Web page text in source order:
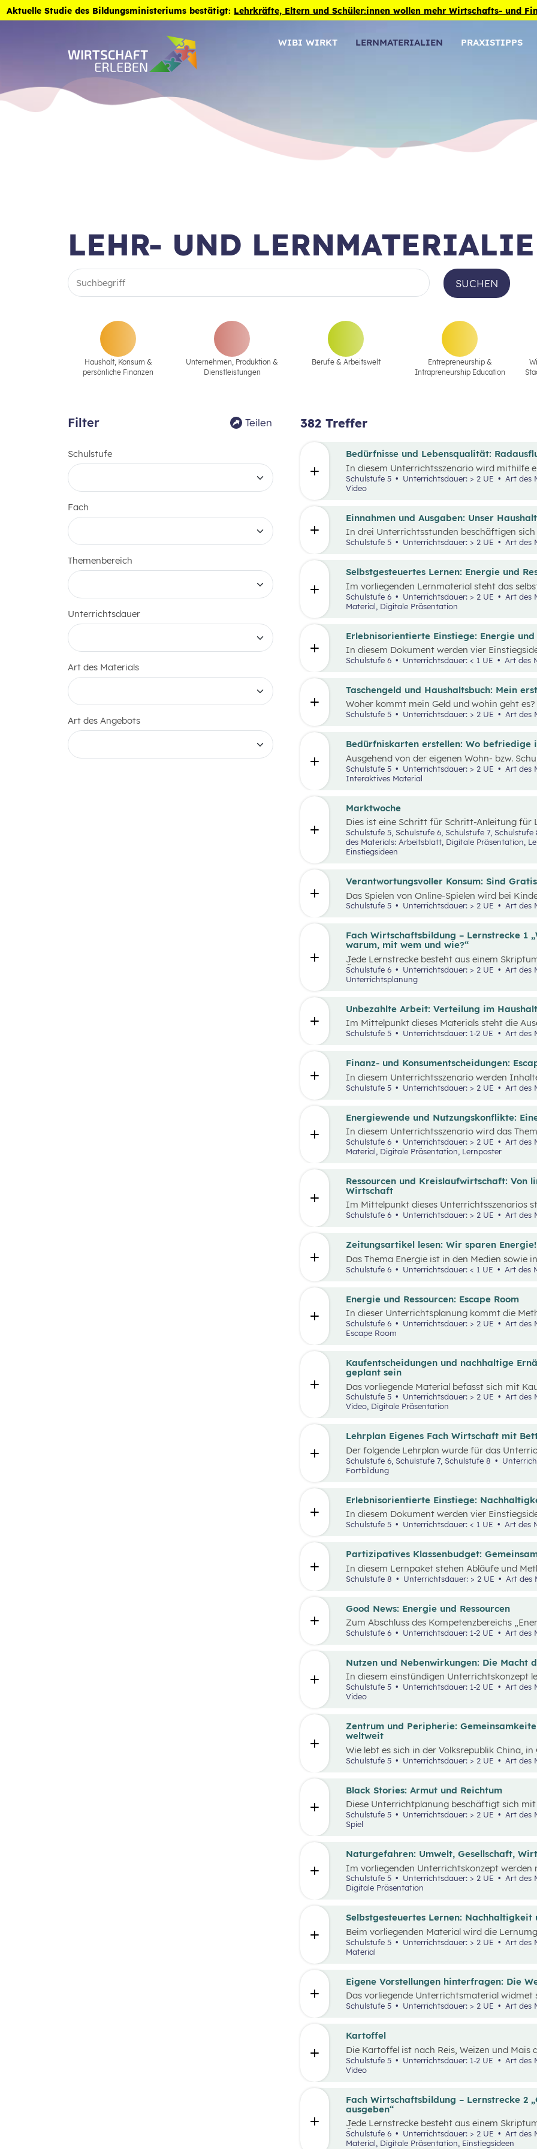
Zum Inhalt der Seite springen
Aktuelle Studie des Bildungsministeriums bestätigt: Lehrkräfte, Eltern und Schüler:innen wollen mehr Wirtschafts- und
WIBI WIRKT LERNMATERIALIEN PRAXISTIPPS
LEHR- UND
SUCHEN
Haushalt, Konsum &
persönliche Finanzen
Unternehmen‚ Produktion &
Dienstleistungen
Berufe & Arbeitswelt
Entrepreneurship &
Intrapreneurship Education
Filter Teilen
Schulstufe
Fach
Themenbereich
Unterrichtsdauer
Art des Materials
Art des Angebots
382Treffer
Energiewende und Nutzungskonflikte:
In diesem Unterrichtsszenario wird das
einhergehende Nutzungskonflikte
einem Wimmelbild gearbeitet, auf dem
Darstellungen zu Energie, Ressourcen und
Schulstufe 6 Unterrichtsdauer: > 2 UE
Material, Digitale Präsentation, Lernposter
Energie und Ressourcen: Escape Room
In dieser Unterrichtsplanung kommt die
Einsatz. Ziel ist es, Inhalte des
mit Energie und Ressourcen“ spielerisch zu
Kooperation bei der Teamarbeit
Schulstufe 6 Unterrichtsdauer: > 2 UE
Escape Room
Ressourcen und Kreislaufwirtschaft: Von
Wirtschaft
Im Mittelpunkt dieses Unterrichtsszenarios
aufbereiteter Text zum Thema
„Kreislaufwirtschaft” erarbeitet.
Schulstufe 6 Unterrichtsdauer: > 2 UE Art des
Partizipatives Klassenbudget:
In diesem Lernpaket stehen Abläufe und
Schüler:innen helfen sollen, das WIR vor das
die Schüler:innen als Mobilitäts- und
auswirken.
Schulstufe 8 Unterrichtsdauer: > 2 UE Art des
Eigene Vorstellungen hinterfragen: Die
Das vorliegende Unterrichtsmaterial widmet
insbesondere in Bezug auf Afrika – und kann
werden, ihr eigenes Afrikabild zu
Schulstufe 5 Unterrichtsdauer: > 2 UE Art des
Erlebnisorientierte Einstiege: Energie und
In diesem Dokument werden vier
„Nachhaltiger Umgang mit Energie und
Schulstufe 6 Unterrichtsdauer: < 1 UE Art des
Unbezahlte Arbeit: Verteilung im Haushalt
Im Mittelpunkt dieses Materials steht die
(unbezahlter) Arbeit und deren Verteilung.
unbezahlte Tätigkeiten im Haushalt
Schulstufe 5 Unterrichtsdauer: 1-2 UE Art des
Bedürfniskarten erstellen: Wo befriedige
Ausgehend von der eigenen Wohn- bzw.
Schüler:innen ihre Umgebung analysieren
(mit Scribble Maps) erstellen und so die im
Unternehmen.
Schulstufe 5 Unterrichtsdauer: > 2 UE
Interaktives Material
Zentrum und Peripherie:
weltweit
Wie lebt es sich in der Volksrepublik China,
österreichischen Alpen? Welche
Menschen weltweit haben die gleichen
wohnhaft und müssen gleichzeitig mobil sein.
wesentlich von der Region ab, in der die
Schulstufe 5 Unterrichtsdauer: > 2 UE Art des
Kaufentscheidungen und nachhaltige
geplant sein
Das vorliegende Material befasst sich mit
von Lebensmitteln, dem Bewusstsein für
mit dem Umgang mit Lebensmitteln. Das
Themenbereiche erarbeitet werden.
Schulstufe 5 Unterrichtsdauer: > 2 UE
Video, Digitale Präsentation
Finanz- und Konsumentscheidungen:
In diesem Unterrichtsszenario werden
„Leben und Wirtschaften im eigenen
kommt die Methode „Escape Room“ zum
stärken und sogenannte 21 Century Skills zu
Schulstufe 5 Unterrichtsdauer: > 2 UE Art des
Taschengeld und Haushaltsbuch: Mein
Woher kommt mein Geld und wohin geht
wofür brauche ich es? Geld ist im Alltag
Schulstufe 5 Unterrichtsdauer: > 2 UE Art des
Nutzen und Nebenwirkungen: Die Macht
In diesem einstündigen Unterrichtskonzept
Nutzen sowie die Vor- und Nachteile von
Schulstufe 5 Unterrichtsdauer: 1-2 UE
Video
Kartoffel
Die Kartoffel ist nach Reis, Weizen und Mais
Grundnahrungsmittel der Menschheit.
Sorten. Daher kann sich die Kartoffelpflanze
Wesentliche Charakteristika der räumlichen
Kartoffel erhoben und beschrieben.
Schulstufe 5 Unterrichtsdauer: 1-2 UE
Video
Erlebnisorientierte Einstiege:
In diesem Dokument werden vier
„Leben und Wirtschaften im Hinblick auf
miteinbezogen werden.
Schulstufe 5 Unterrichtsdauer: < 1 UE Art des
Black Stories: Armut und Reichtum
Diese Unterrichtplanung beschäftigt sich
Themenbereich Armut. Methodisch stehen
Geschichten, die sich mit unterschiedlichen
Reichtum beschäftigen – im Zentrum,
Schulstufe 5 Unterrichtsdauer: > 2 UE
Spiel
Verantwortungsvoller Konsum: Sind
Das Spielen von Online-Spielen wird bei
beliebter. Während Spielen viele Vorteile mit
aus zwei aufeinander aufbauenden Teilen
zwei Unterrichtseinheiten abgehandelt
Schulstufe 5 Unterrichtsdauer: > 2 UE Art des
Einnahmen und Ausgaben: Unser
In drei Unterrichtsstunden beschäftigen
Einnahmen und Ausgaben von Haushalten.
Schulstufe 5 Unterrichtsdauer: > 2 UE Art des
Bedürfnisse und Lebensqualität:
In diesem Unterrichtsszenario wird mithilfe
zusätzlichem Material der Fokus auf
Bedürfnisse gelegt. Kinder und Jugendliche
man mehr haben, als man sich leisten kann
Knappheit auf etwas verzichten. Konsum
Möglichkeit der Bedürfnisbefriedigung.
Schulstufe 5 Unterrichtsdauer: > 2 UE
Video
Good News: Energie und Ressourcen
Zum Abschluss des Kompetenzbereichs
beschäftigen sich Schüler:innen mit
damit sie sich von den Problemen, die in der
Schulstufe 6 Unterrichtsdauer: 1-2 UE Art des
Zeitungsartikel lesen: Wir sparen Energie!
Das Thema Energie ist in den Medien sowie
allgegenwärtig. Dabei wird oft von hohem
Schulstufe 6 Unterrichtsdauer: < 1 UE Art des
Selbstgesteuertes Lernen: Energie und
Im vorliegenden Lernmaterial steht das
Vordergrund. Es werden die wesentlichen
die Wirtschaft und unser Alltagsleben und
den Klimawandel beleuchtet.
Schulstufe 6 Unterrichtsdauer: > 2 UE
Material, Digitale Präsentation
Fach Wirtschaftsbildung – Lernstrecke 2
ausgeben“
Jede Lernstrecke besteht aus einem
Überblick über die jeweilige Lernstrecke zu
Unterrichtsgegenstand Wirtschaftsbildung
Schulstufe 6 Unterrichtsdauer: > 2 UE
Material, Digitale Präsentation, Einstiegsideen
Fach Wirtschaftsbildung – Lernstrecke 1
warum, mit wem und wie?“
Jede Lernstrecke besteht aus einem
Überblick über die jeweilige Lernstrecke zu
Unterrichtsgegenstand Wirtschaftsbildung
Wissen und entwickeln Fähigkeiten,
benötigen. Diese sollen ihnen dabei helfen,
Aufgaben und Problemstellungen erkennen,
erfolgreich bewältigen zu können.
Schulstufe 6 Unterrichtsdauer: > 2 UE
Unterrichtsplanung
Marktwoche
Dies ist eine Schritt für Schritt-Anleitung für
Jugendlichen ein echtes Verkaufserlebnis
(Was haben Jugendliche erfunden?) über
Design Thinking-Prozess
Preis berechnen ,
alles genau beschrieben. Tipps und Tricks
sind ebenfalls enthalten.
Schulstufe 5, Schulstufe 6, Schulstufe 7,
des Materials: Arbeitsblatt, Digitale Präsentation,
Einstiegsideen
Lehrplan Eigenes Fach Wirtschaft mit
Der folgende Lehrplan wurde für das
den Schulpiloten der Stiftung für
verstehen und gestalten zu lernen steht
Schulstufe 6, Schulstufe 7, Schulstufe 8
Fortbildung
Naturgefahren: Umwelt, Gesellschaft,
Im vorliegenden Unterrichtskonzept werden
Auswirkungen auf die Umwelt, Gesellschaft
Schulstufe 5 Unterrichtsdauer: > 2 UE
Digitale Präsentation
Selbstgesteuertes Lernen: Nachhaltigkeit
Beim vorliegenden Material wird die
Verfügung gestellt und mit einem analogen
Schulstufe 5 Unterrichtsdauer: > 2 UE
Material